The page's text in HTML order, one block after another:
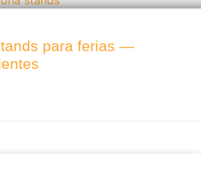
para ferias —